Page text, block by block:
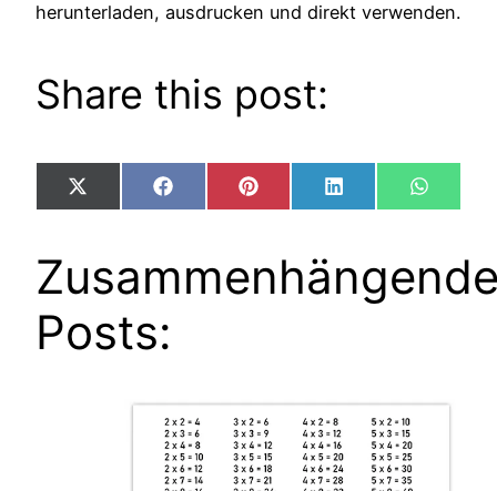
herunterladen, ausdrucken und direkt verwenden.
Share this post:
Share
on
X
(Twitter)
Share
on
FacebookShare
on
Pinterest Share
on
LinkedIn Share
on
Posts: